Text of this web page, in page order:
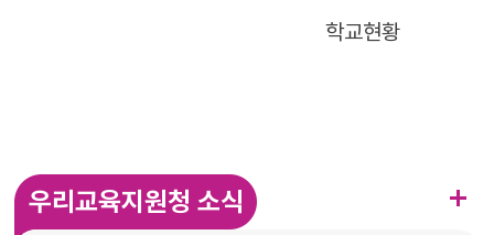
우리교육지원청 소식